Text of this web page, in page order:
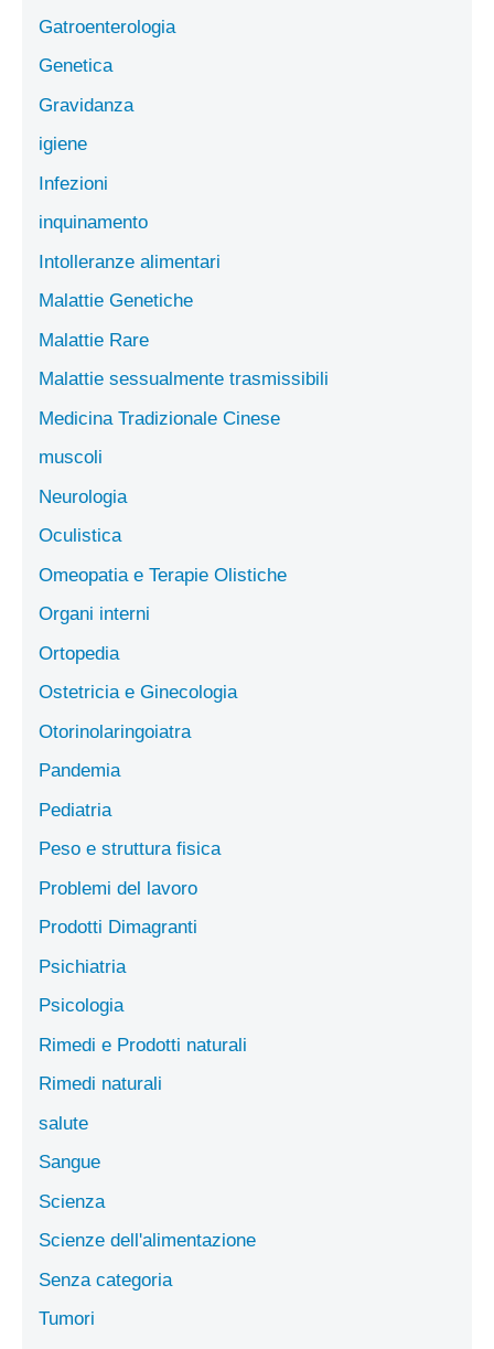
Gatroenterologia
Genetica
Gravidanza
igiene
Infezioni
inquinamento
Intolleranze alimentari
Malattie Genetiche
Malattie Rare
Malattie sessualmente trasmissibili
Medicina Tradizionale Cinese
muscoli
Neurologia
Oculistica
Omeopatia e Terapie Olistiche
Organi interni
Ortopedia
Ostetricia e Ginecologia
Otorinolaringoiatra
Pandemia
Pediatria
Peso e struttura fisica
Problemi del lavoro
Prodotti Dimagranti
Psichiatria
Psicologia
Rimedi e Prodotti naturali
Rimedi naturali
salute
Sangue
Scienza
Scienze dell'alimentazione
Senza categoria
Tumori